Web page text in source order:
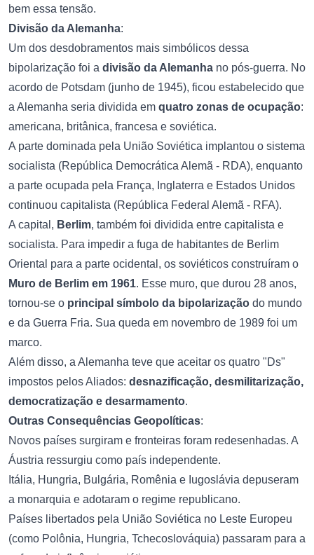
bem essa tensão.
Divisão da Alemanha:
Um dos desdobramentos mais simbólicos dessa
bipolarização foi a divisão da Alemanha no pós-guerra. No
acordo de Potsdam (junho de 1945), ficou estabelecido que
a Alemanha seria dividida em quatro zonas de ocupação:
americana, britânica, francesa e soviética.
A parte dominada pela União Soviética implantou o sistema
socialista (República Democrática Alemã - RDA), enquanto
a parte ocupada pela França, Inglaterra e Estados Unidos
continuou capitalista (República Federal Alemã - RFA).
A capital, Berlim, também foi dividida entre capitalista e
socialista. Para impedir a fuga de habitantes de Berlim
Oriental para a parte ocidental, os soviéticos construíram o
Muro de Berlim em 1961. Esse muro, que durou 28 anos,
tornou-se o principal símbolo da bipolarização do mundo
e da Guerra Fria. Sua queda em novembro de 1989 foi um
marco.
Além disso, a Alemanha teve que aceitar os quatro "Ds"
impostos pelos Aliados: desnazificação, desmilitarização,
democratização e desarmamento.
Outras Consequências Geopolíticas:
Novos países surgiram e fronteiras foram redesenhadas. A
Áustria ressurgiu como país independente.
Itália, Hungria, Bulgária, Romênia e Iugoslávia depuseram
a monarquia e adotaram o regime republicano.
Países libertados pela União Soviética no Leste Europeu
(como Polônia, Hungria, Tchecoslováquia) passaram para a